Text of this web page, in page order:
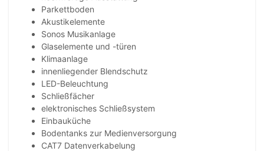
Parkettboden
Akustikelemente
Sonos Musikanlage
Glaselemente und -türen
Klimaanlage
innenliegender Blendschutz
LED-Beleuchtung
Schließfächer
elektronisches Schließsystem
Einbauküche
Bodentanks zur Medienversorgung
CAT7 Datenverkabelung